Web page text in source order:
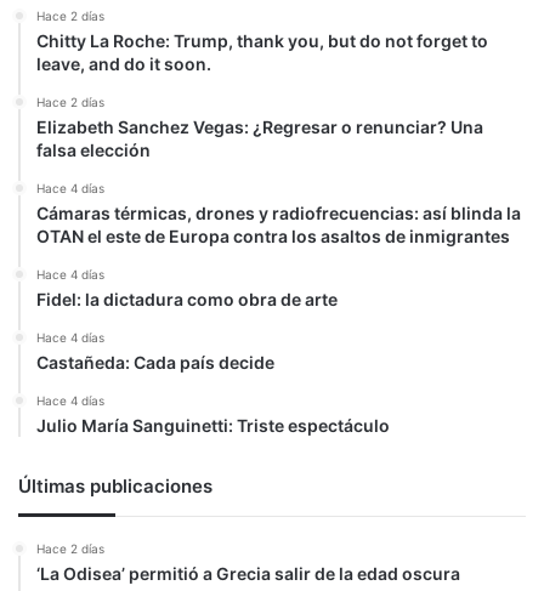
Hace 2 días
Chitty La Roche: Trump, thank you, but do not forget to
leave, and do it soon.
Hace 2 días
Elizabeth Sanchez Vegas: ¿Regresar o renunciar? Una
falsa elección
Hace 4 días
Cámaras térmicas, drones y radiofrecuencias: así blinda la
OTAN el este de Europa contra los asaltos de inmigrantes
Hace 4 días
Fidel: la dictadura como obra de arte
Hace 4 días
Castañeda: Cada país decide
Hace 4 días
Julio María Sanguinetti: Triste espectáculo
Últimas publicaciones
Hace 2 días
‘La Odisea’ permitió a Grecia salir de la edad oscura